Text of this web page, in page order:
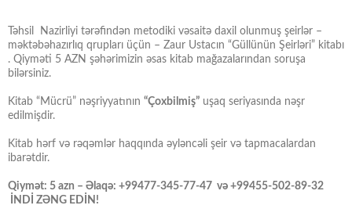
Təhsil Nazirliyi tərəfindən metodiki vəsaitə daxil olunmuş şeirlər –
məktəbəhazırlıq qrupları üçün – Zaur Ustacın “Güllünün Şeirləri” kitabı
. Qiyməti 5 AZN şəhərimizin əsas kitab mağazalarından soruşa
bilərsiniz.
Kitab “Mücrü” nəşriyyatının “Çoxbilmiş” uşaq seriyasında nəşr
edilmişdir.
Kitab hərf və rəqəmlər haqqında əyləncəli şeir və tapmacalardan
ibarətdir.
Qiymət: 5 azn – Əlaqə: +99477-345-77-47 və +99455-502-89-32
İNDİ ZƏNG EDİN!